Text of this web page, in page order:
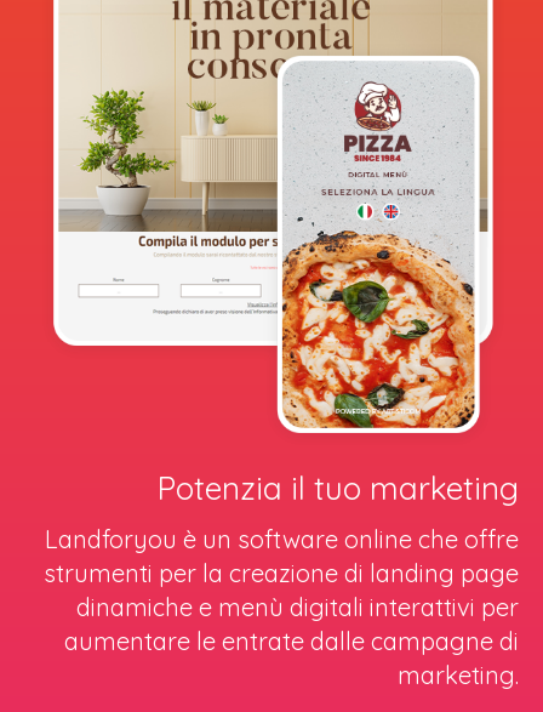
Potenzia il tuo marketing
Landforyou è un software online che offre
strumenti per la creazione di landing page
dinamiche e menù digitali interattivi per
aumentare le entrate dalle campagne di
marketing.